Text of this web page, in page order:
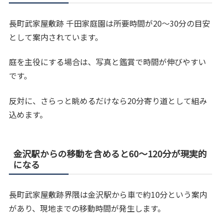
長町武家屋敷跡 千田家庭園は所要時間が20〜30分の目安
として案内されています。
庭を主役にする場合は、写真と鑑賞で時間が伸びやすい
です。
反対に、さらっと眺めるだけなら20分寄り道として組み
込めます。
金沢駅からの移動を含めると60〜120分が現実的
になる
長町武家屋敷跡界隈は金沢駅から車で約10分という案内
があり、現地までの移動時間が発生します。